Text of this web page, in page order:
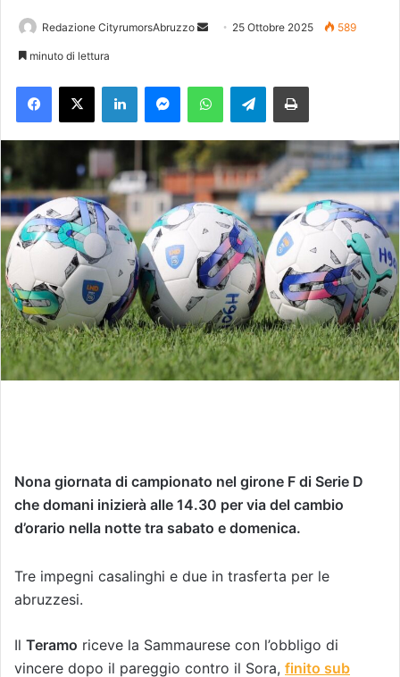
Redazione CityrumorsAbruzzo
a
'
e
m
i
l
25 Ottobre 2025 589
minuto di lettura
Telegram
Nona giornata di campionato nel girone F di Serie D
che domani inizierà alle 14.30 per via del cambio
d’orario nella notte tra sabato e domenica.
Tre impegni casalinghi e due in trasferta per le
abruzzesi.
Il Teramo riceve la Sammaurese con l’obbligo di
vincere dopo il pareggio contro il Sora, finito sub